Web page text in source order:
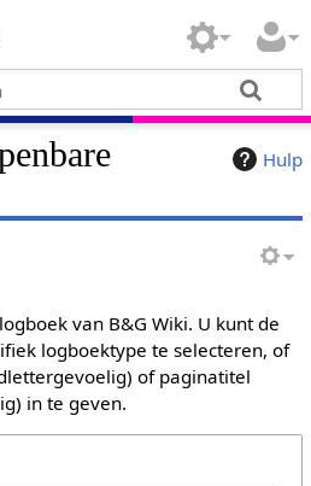
Hulp
van B&G Wiki. U kunt de
logboektype te selecteren, of
of paginatitel
in te geven.